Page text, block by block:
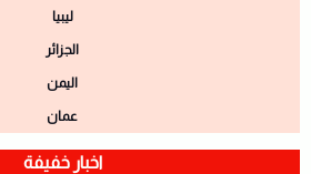
ليبيا
الجزائر
اليمن
عمان
اخبار خفيفة